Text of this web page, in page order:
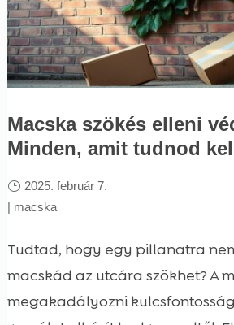
Macska szökés elleni
Minden, amit tudnod
2025. február 7.
| macska
Tudtad, hogy egy pillanatra
macskád az utcára szökhet? A
megakadályozni